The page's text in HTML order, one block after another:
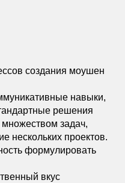
создания моушен
навыки,
решения
задач,
нескольких проектов.
формулировать
вкуc